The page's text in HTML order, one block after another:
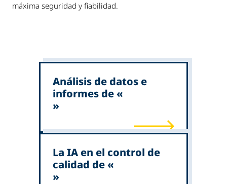
máxima seguridad y fiabilidad.
Análisis de datos e
informes de «
»
La IA en el control de
calidad de «
»